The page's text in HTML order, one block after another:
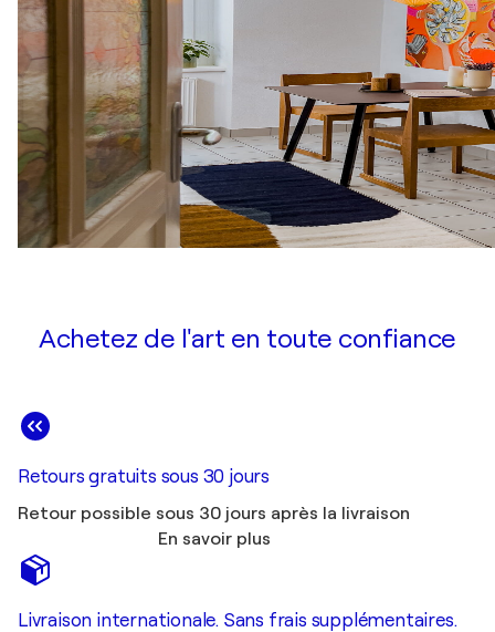
Achetez de l'art en toute confiance
Retours gratuits sous 30 jours
Retour possible sous 30 jours après la livraison
En savoir plus
Livraison internationale. Sans frais supplémentaires.